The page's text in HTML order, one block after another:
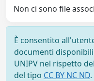
Non ci sono file
È consentito
documenti
UNIPV nel rispetto
del tipo CC BY NC ND.